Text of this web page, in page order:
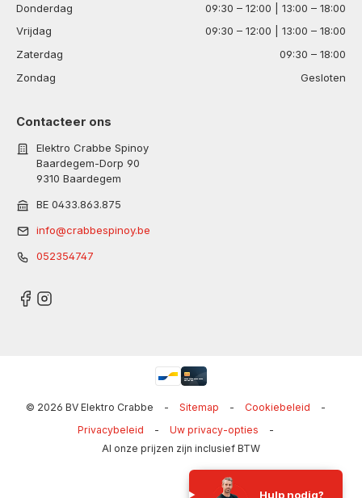
Donderdag
09:30 – 12:00 | 13:00 – 18:00
Vrijdag
09:30 – 12:00 | 13:00 – 18:00
Zaterdag
09:30 – 18:00
Zondag
Gesloten
Contacteer ons
Elektro Crabbe Spinoy
Baardegem-Dorp 90
9310 Baardegem
BE 0433.863.875
info@crabbespinoy.be
052354747
© 2026 BV Elektro Crabbe - Sitemap - Cookiebeleid
-
Privacybeleid
- Uw privacy-opties
-
Al onze prijzen zijn inclusief BTW
Hulp nodig?